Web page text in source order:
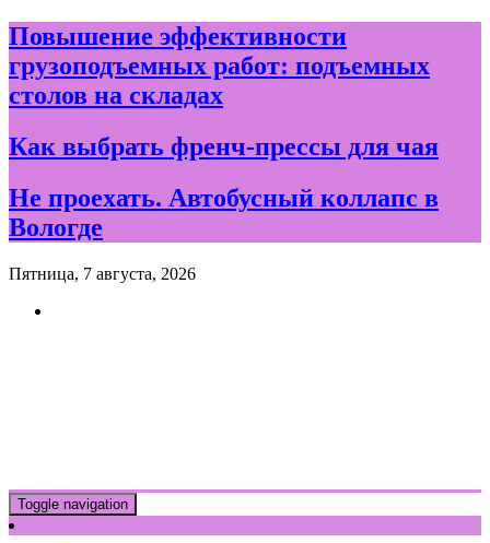
Skip
to
content
Повышение эффективности
грузоподъемных работ: подъемных
столов на складах
Как выбрать френч-прессы для чая
Не проехать. Автобусный коллапс в
Вологде
Пятница, 7 августа, 2026
Toggle navigation